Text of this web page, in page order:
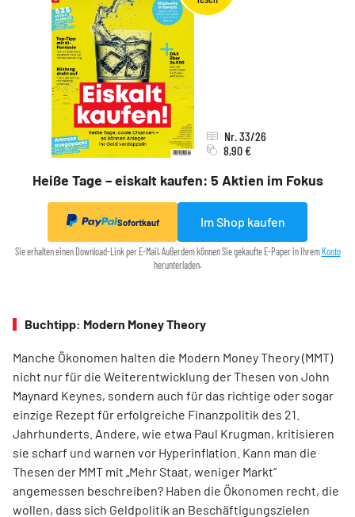
Heiße Tage – eiskalt kaufen: 5 Aktien im Fokus
Nr. 33/26
8,90 €
Sofortkauf Im Shop kaufen
Sie erhalten einen Download-Link per E-Mail. Außerdem können Sie gekaufte E-Paper in Ihrem Konto
herunterladen.
Buchtipp: Modern Money Theory
Manche Ökonomen halten die Modern Money Theory (MMT)
nicht nur für die Weiterentwicklung der Thesen von John
Maynard Keynes, sondern auch für das richtige oder sogar
einzige Rezept für erfolgreiche Finanzpolitik des 21.
Jahrhunderts. Andere, wie etwa Paul Krugman, kritisieren
sie scharf und warnen vor Hyperinflation. Kann man die
Thesen der MMT mit „Mehr Staat, weniger Markt“
angemessen beschreiben? Haben die Ökonomen recht, die
wollen, dass sich Geldpolitik an Beschäftigungszielen